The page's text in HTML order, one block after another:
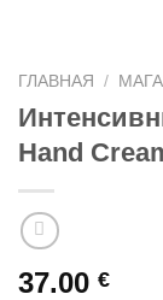
ГЛАВНАЯ /
Hand
37.00 €